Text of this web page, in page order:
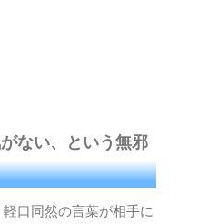
ない、という無邪
口同然の言葉が相手に